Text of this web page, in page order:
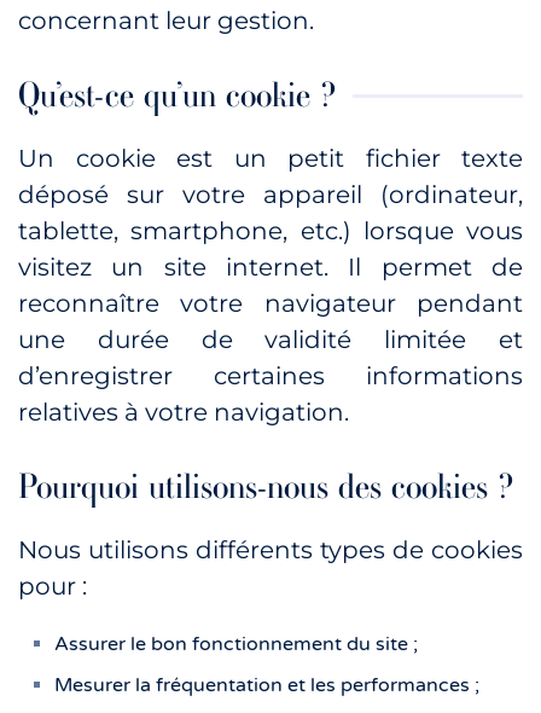
concernant leur gestion.
Qu’est-ce qu’un cookie ?
Un cookie est un petit fichier texte
déposé sur votre appareil (ordinateur,
tablette, smartphone, etc.) lorsque vous
visitez un site internet. Il permet de
reconnaître votre navigateur pendant
une durée de validité limitée et
d’enregistrer certaines informations
relatives à votre navigation.
Pourquoi utilisons-nous des cookies ?
Nous utilisons différents types de cookies
pour :
Assurer le bon fonctionnement du site ;
Mesurer la fréquentation et les performances ;